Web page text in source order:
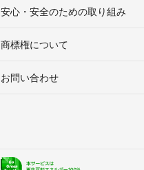
安心・安全のための取り組み
商標権について
お問い合わせ